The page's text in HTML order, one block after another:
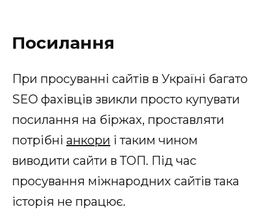
Посилання
При просуванні сайтів в Україні багато
SEO фахівців звикли просто купувати
посилання на біржах, проставляти
потрібні анкори і таким чином
виводити сайти в ТОП. Під час
просування міжнародних сайтів така
історія не працює.